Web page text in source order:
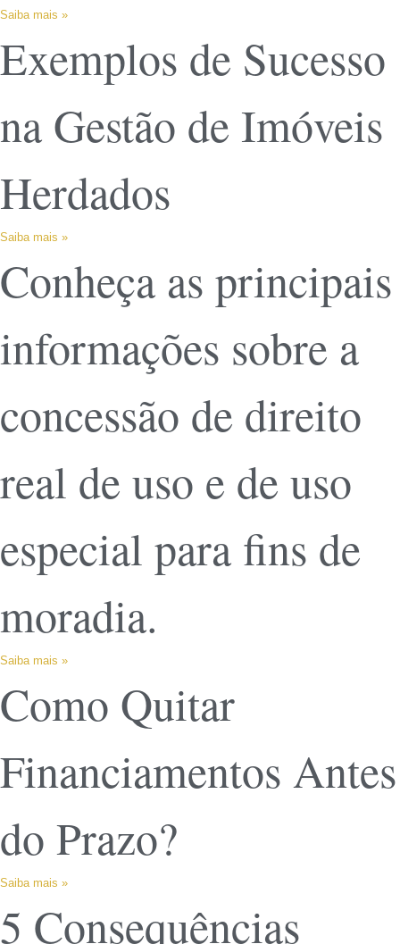
Saiba mais »
Exemplos de Sucesso
na Gestão de Imóveis
Herdados
Saiba mais »
Conheça as principais
informações sobre a
concessão de direito
real de uso e de uso
especial para fins de
moradia.
Saiba mais »
Como Quitar
Financiamentos Antes
do Prazo?
Saiba mais »
5 Consequências